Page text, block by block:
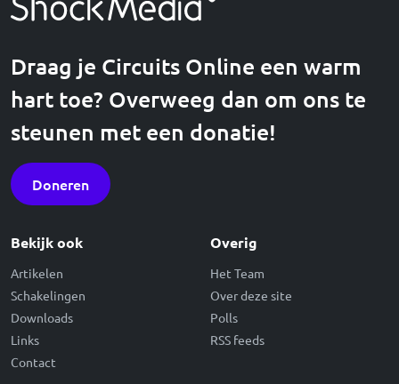
Draag je Circuits Online een warm
hart toe? Overweeg dan om ons te
steunen met een donatie!
Doneren
Bekijk ook
Artikelen
Schakelingen
Downloads
Links
Contact
Overig
Het Team
Over deze site
Polls
RSS feeds